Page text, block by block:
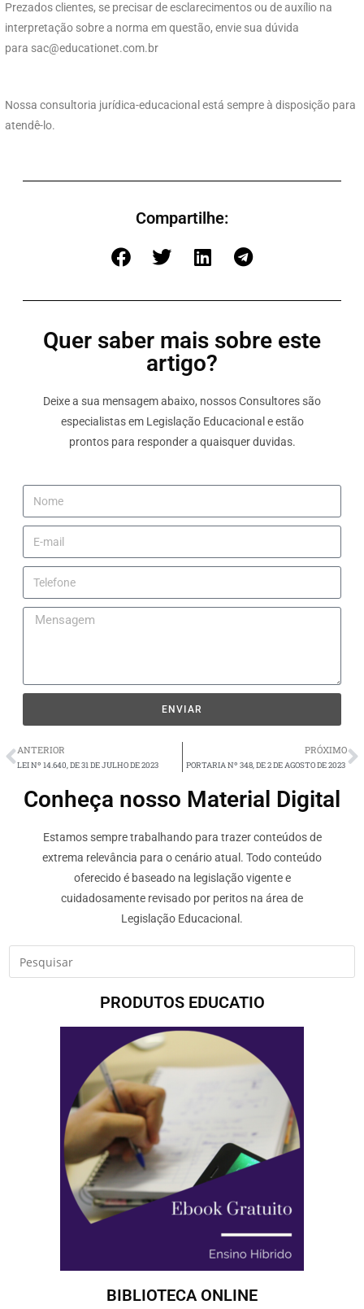
Prezados clientes, se precisar de esclarecimentos ou de auxílio na
interpretação sobre a norma em questão, envie sua dúvida
para sac@educationet.com.br
Nossa consultoria jurídica-educacional está sempre à disposição para
atendê-lo.
Compartilhe:
Quer saber mais sobre este
artigo?
Deixe a sua mensagem abaixo, nossos Consultores são
especialistas em Legislação Educacional e estão
prontos para responder a quaisquer duvidas.
ENVIAR
ANTERIOR
LEI Nº 14.640, DE 31 DE JULHO DE 2023
PRÓXIMO
PORTARIA Nº 348, DE 2 DE AGOSTO DE 2023
Conheça nosso Material Digital
Estamos sempre trabalhando para trazer conteúdos de
extrema relevância para o cenário atual. Todo conteúdo
oferecido é baseado na legislação vigente e
cuidadosamente revisado por peritos na área de
Legislação Educacional.
PRODUTOS EDUCATIO
BIBLIOTECA ONLINE